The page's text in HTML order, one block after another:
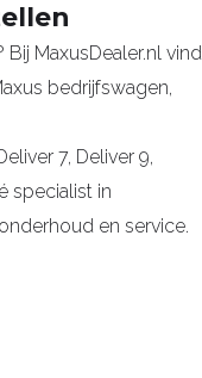
MaxusDealer.nl vind
bedrijfswagen,
7, Deliver 9,
specialist in
en service.